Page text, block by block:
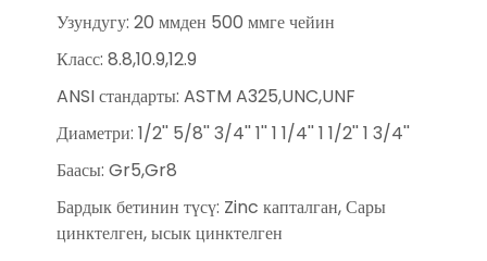
Узундугу: 20 ммден 500 ммге чейин
Класс: 8.8,10.9,12.9
ANSI стандарты: ASTM A325,UNC,UNF
Диаметри: 1/2'' 5/8'' 3/4'' 1'' 1 1/4'' 1 1/2'' 1 3/4''
Баасы: Gr5,Gr8
Бардык бетинин түсү: Zinc капталган, Сары
цинктелген, ысык цинктелген